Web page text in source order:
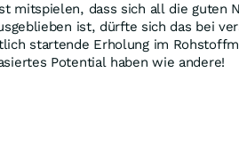
mitspielen, dass sich all die guten
ist, dürfte sich das bei
startende Erholung im
Potential haben wie andere!